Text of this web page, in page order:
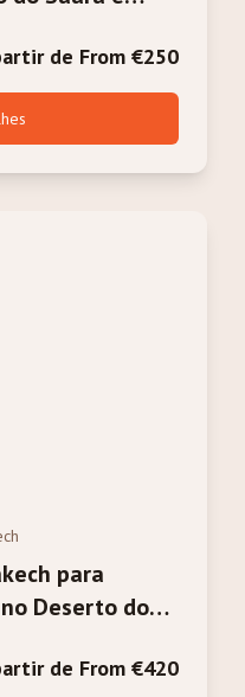
de From €250
para
Deserto do
de From €420